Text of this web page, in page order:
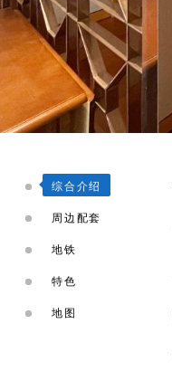
综合介绍
周边配套
地铁
特色
地图